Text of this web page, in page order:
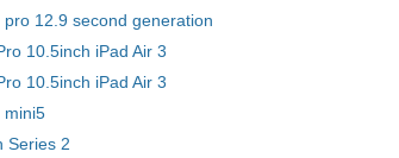
pro 12.9 second generation
10.5inch iPad Air 3
10.5inch iPad Air 3
mini5
Series 2